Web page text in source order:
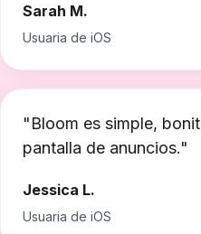
Sarah M.
Usuaria de iOS
"Bloom es simple,
pantalla de anuncios."
Jessica L.
Usuaria de iOS